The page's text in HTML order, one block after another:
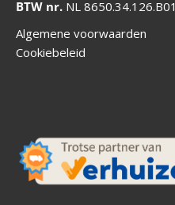
BTW nr. NL 8650.34.126.B01
Algemene voorwaarden
Cookiebeleid